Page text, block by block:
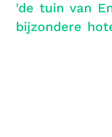
'de tuin van
bijzondere